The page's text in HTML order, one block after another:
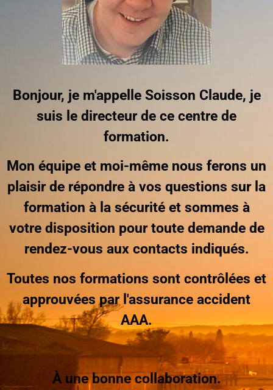
Bonjour, je m'appelle Soisson Claude, je
suis le directeur de ce centre de
formation.
Mon équipe et moi-même nous ferons un
plaisir de répondre à vos questions sur la
formation à la sécurité et sommes à
votre disposition pour toute demande de
rendez-vous aux contacts indiqués.
Toutes nos formations sont contrôlées et
approuvées par l'assurance accident
AAA.
À une bonne collaboration.